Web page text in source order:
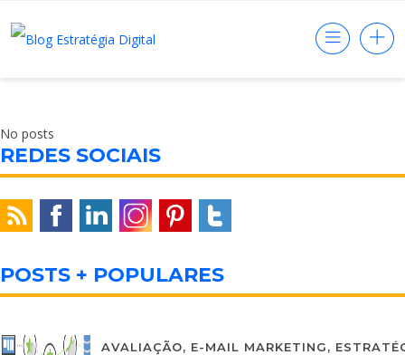
No posts
REDES SOCIAIS
POSTS + POPULARES
AVALIAÇÃO, E-MAIL MARKETING,